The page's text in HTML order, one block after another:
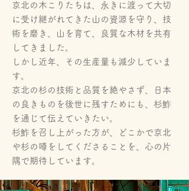
京北の木こりたちは、永きに渡って大切
に受け継がれてきた山の資源を守り、技
術を磨き、山を育て、良質な木材を共有
してきました。
しかし近年、その生産量も減少していま
す。
京北の杉の技術と品質を絶やさず、日本
の良きものを後世に残すためにも、杉鮓
を通じて伝えていきたい。
杉鮓を召し上がった方が、どこかで京北
や杉の噂をしてくださることを、心の片
隅で期待しています。